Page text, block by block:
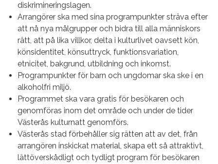
diskrimineringslagen.
Arrangörer ska med sina programpunkter sträva efter
att nå nya målgrupper och bidra till alla människors
rätt, att på lika villkor, delta i kulturlivet oavsett kön,
könsidentitet, könsuttryck, funktionsvariation,
etnicitet, bakgrund, utbildning och inkomst.
Programpunkter för barn och ungdomar ska ske i en
alkoholfri miljö.
Programmet ska vara gratis för besökaren och
genomföras inom det område och under de tider
Västerås kulturnatt genomförs.
Västerås stad förbehåller sig rätten att av det, från
arrangören inskickat material, skapa ett så attraktivt,
lättöverskådligt och tydligt program för besökaren